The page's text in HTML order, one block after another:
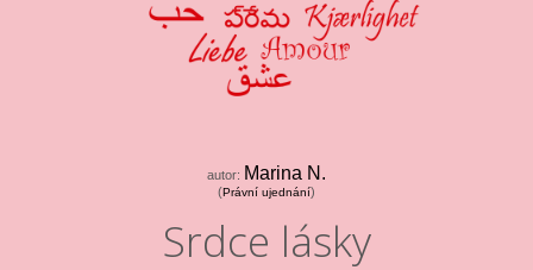
autor: Marina N.
(Právní ujednání)
Srdce lásky